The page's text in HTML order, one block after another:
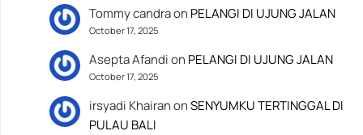
Tommy candraon PELANGI DI UJUNG JALAN
October 17, 2025
Asepta Afandion PELANGI DI UJUNG JALAN
October 17, 2025
irsyadi KhairanonSENYUMKU TERTINGGAL DI
PULAU BALI